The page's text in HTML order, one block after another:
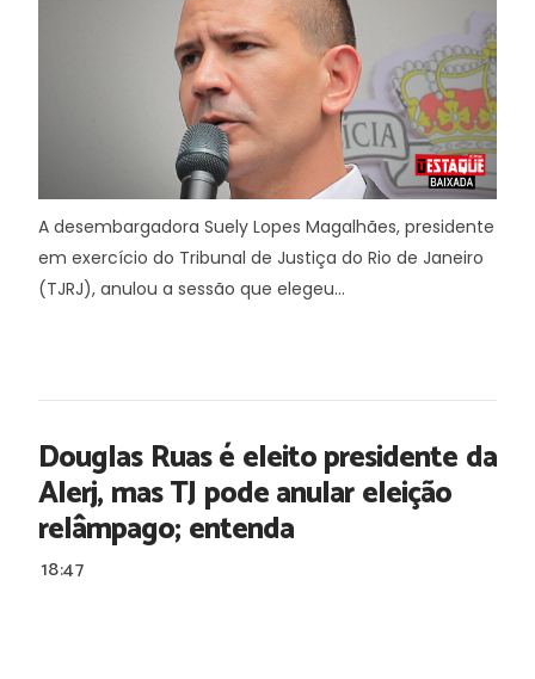
A desembargadora Suely Lopes Magalhães, presidente
em exercício do Tribunal de Justiça do Rio de Janeiro
(TJRJ), anulou a sessão que elegeu...
Douglas Ruas é eleito presidente da
Alerj, mas TJ pode anular eleição
relâmpago; entenda
18:47